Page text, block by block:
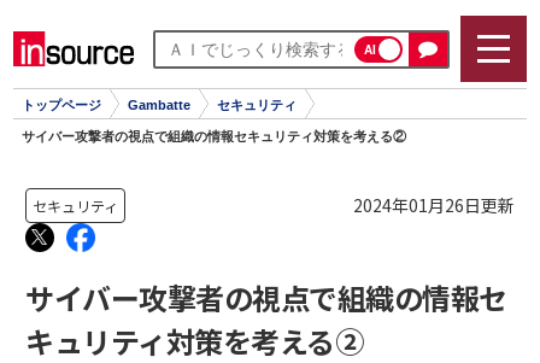
AI
トップページ Gambatte セキュリティ
サイバー攻撃者の視点で組織の情報セキュリティ対策を考える②
セキュリティ 2024年01月26日更新
サイバー攻撃者の視点で組織の情報セ
キュリティ対策を考える②